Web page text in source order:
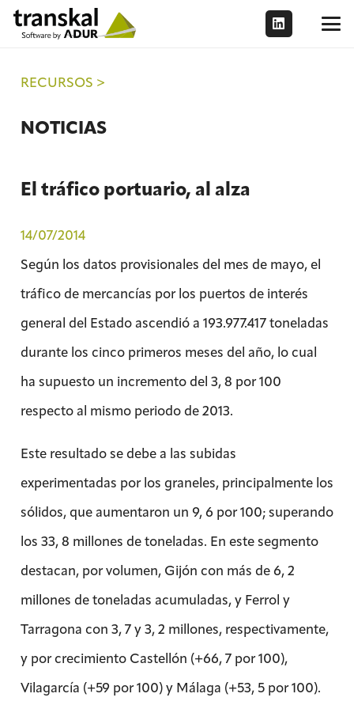
RECURSOS >
NOTICIAS
El tráfico portuario, al alza
14/07/2014
Según los datos provisionales del mes de mayo, el
tráfico de mercancías por los puertos de interés
general del Estado ascendió a 193.977.417 toneladas
durante los cinco primeros meses del año, lo cual
ha supuesto un incremento del 3, 8 por 100
respecto al mismo periodo de 2013.
Este resultado se debe a las subidas
experimentadas por los graneles, principalmente los
sólidos, que aumentaron un 9, 6 por 100; superando
los 33, 8 millones de toneladas. En este segmento
destacan, por volumen, Gijón con más de 6, 2
millones de toneladas acumuladas, y Ferrol y
Tarragona con 3, 7 y 3, 2 millones, respectivamente,
y por crecimiento Castellón (+66, 7 por 100),
Vilagarcía (+59 por 100) y Málaga (+53, 5 por 100).